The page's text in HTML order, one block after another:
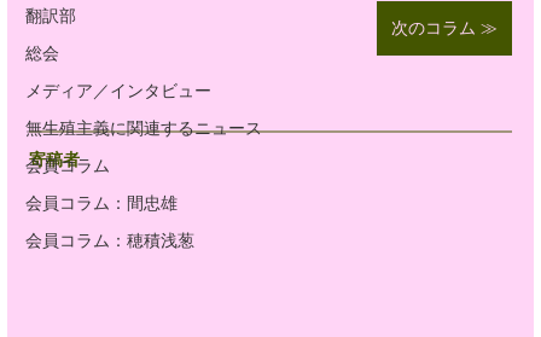
翻訳部
総会
メディア／インタビュー
無生殖主義に関連するニュース
会員コラム
会員コラム：間忠雄
会員コラム：穂積浅葱
次のコラム ≫
寄稿者